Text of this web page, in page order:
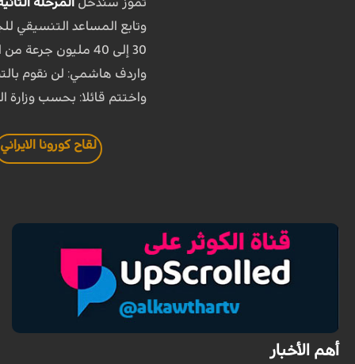
30 إلى 40 مليون جرعة من اللقاح شهريًا إلى وزارة الصحة بحلول الخريف.
واردف هاشمي: لن نقوم
واختتم قائلا: بحسب وزارة
لقاح كورونا الايراني
أهم الأخبار